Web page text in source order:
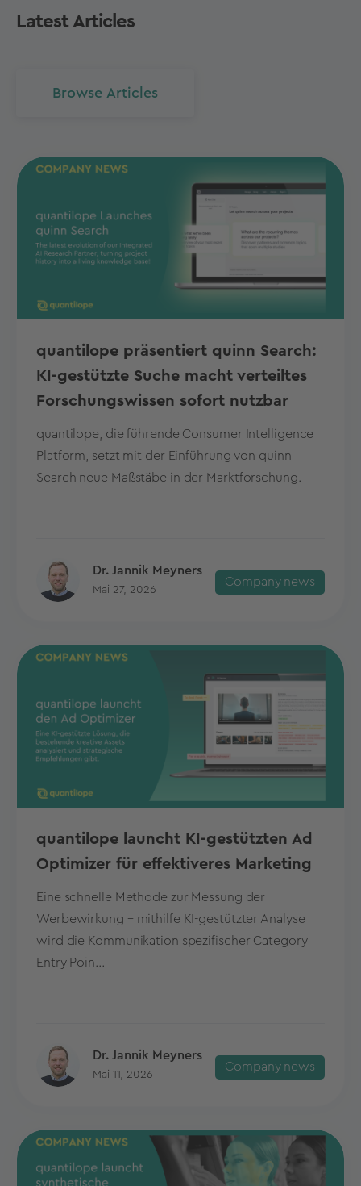
Latest Articles
Browse Articles
quantilope präsentiert quinn Search:
KI-gestützte Suche macht verteiltes
Forschungswissen sofort nutzbar
quantilope, die führende Consumer Intelligence
Platform, setzt mit der Einführung von quinn
Search neue Maßstäbe in der Marktforschung.
Dr. Jannik Meyners
Mai 27, 2026
Company news
quantilope launcht KI-gestützten Ad
Optimizer für effektiveres Marketing
Eine schnelle Methode zur Messung der
Werbewirkung – mithilfe KI-gestützter Analyse
wird die Kommunikation spezifischer Category
Entry Poin...
Dr. Jannik Meyners
Mai 11, 2026
Company news